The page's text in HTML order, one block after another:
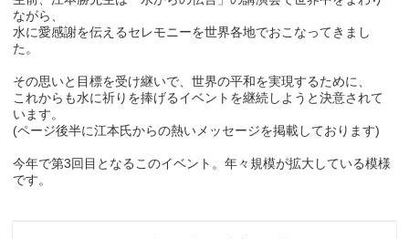
ながら、
水に愛感謝を伝えるセレモニーを世界各地でおこなってきまし
た。
その思いと目標を受け継いで、世界の平和を実現するために、
これからも水に祈りを捧げるイベントを継続しようと決意されて
います。
(ページ後半に江本氏からの熱いメッセージを掲載しております)
今年で第3回目となるこのイベント。年々規模が拡大している模様
です。